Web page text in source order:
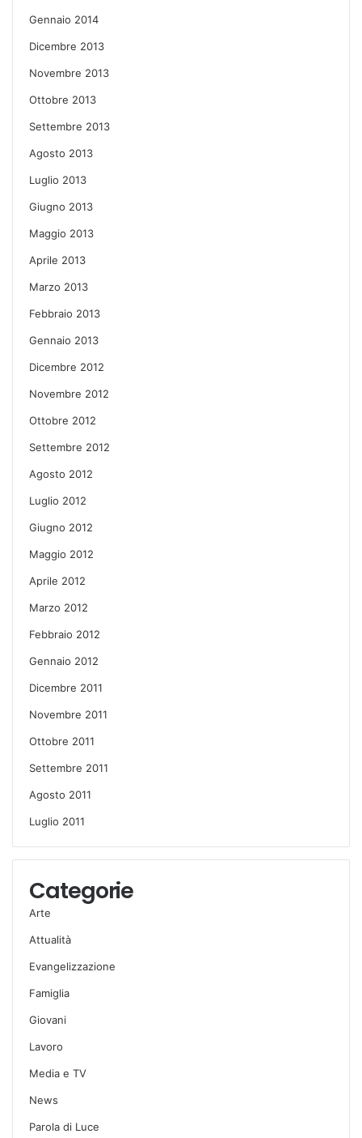
Gennaio 2014
Dicembre 2013
Novembre 2013
Ottobre 2013
Settembre 2013
Agosto 2013
Luglio 2013
Giugno 2013
Maggio 2013
Aprile 2013
Marzo 2013
Febbraio 2013
Gennaio 2013
Dicembre 2012
Novembre 2012
Ottobre 2012
Settembre 2012
Agosto 2012
Luglio 2012
Giugno 2012
Maggio 2012
Aprile 2012
Marzo 2012
Febbraio 2012
Gennaio 2012
Dicembre 2011
Novembre 2011
Ottobre 2011
Settembre 2011
Agosto 2011
Luglio 2011
Categorie
Arte
Attualità
Evangelizzazione
Famiglia
Giovani
Lavoro
Media e TV
News
Parola di Luce